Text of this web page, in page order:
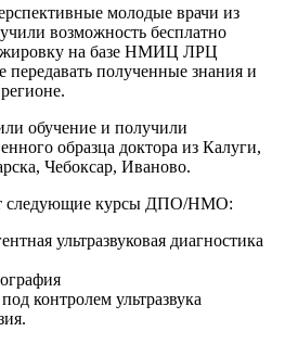
молодые врачи из
возможность бесплатно
на базе НМИЦ ЛРЦ
передавать полученные знания и
обучение и получили
образца доктора из Калуги,
Чебоксар, Иваново.
следующие курсы ДПО/НМО:
ультразвуковая диагностика
контролем ультразвука